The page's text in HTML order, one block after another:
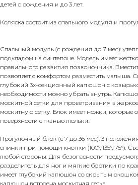
детей с рождения и до 3 лет.
Коляска состоит из спального модуля и
Спальный модуль (с рождения до 7 мес):
подкладом на синтепоне. Модель имеет
правильного развития позвоночника.
позволяет с комфортом разместить малыша.
глубокий 3х-секционный капюшон с
необходимости можно убрать внутрь.
москитной сетки для проветривания в
москитную сетку. Блок имеет ножки, которые
поверхности с тканью люльки.
Прогулочный блок (с 7 до 36 мес): 3
спинки при помощи кнопки (100°, 135°,175°).
любой стороны. Для безопасности
разделитель для ног и мягкие бортики по
имеет глубокий капюшон со скрытым
капюшон встроена москитная сетка.